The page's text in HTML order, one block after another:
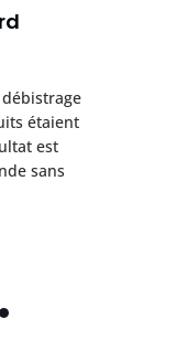
étaient
est
sans